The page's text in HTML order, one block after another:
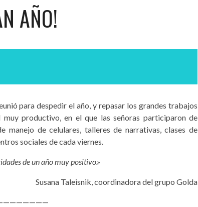
AÑO!
para despedir el año, y repasar los grandes trabajos
productivo, en el que las señoras participaron de
manejo de celulares, talleres de narrativas, clases de
sociales de cada viernes.
de un año muy positivo.»
Susana Taleisnik, coordinadora del grupo Golda